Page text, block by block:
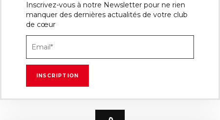
Inscrivez-vous à notre Newsletter pour ne rien
manquer des dernières actualités de votre club
de cœur